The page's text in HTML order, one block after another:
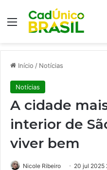
Menu
Início / Notícias
Notícias
A cidade
interior de
viver bem
Nicole Ribeiro 20 jul 2025